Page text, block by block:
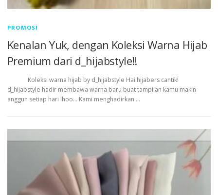
PROMOSI
Kenalan Yuk, dengan Koleksi Warna Hijab
Premium dari d_hijabstyle!!
Koleksi warna hijab by d_hijabstyle Hai hijabers cantik!
d_hijabstyle hadir membawa warna baru buat tampilan kamu makin
anggun setiap hari lhoo… Kami menghadirkan …